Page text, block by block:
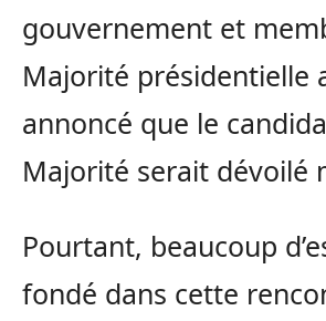
gouvernement et
Majorité présidentielle
annoncé que le
Majorité serait dévoilé
Pourtant, beaucoup
fondé dans cette